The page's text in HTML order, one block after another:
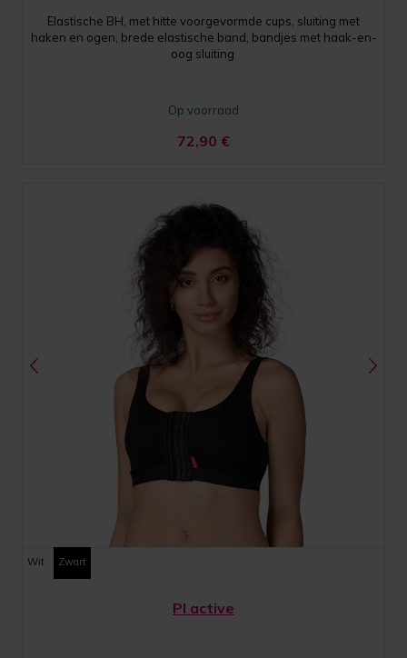
Elastische BH, met hitte voorgevormde cups, sluiting met
haken en ogen, brede elastische band, bandjes met haak-en-
oog sluiting
Op voorraad
72,90 €
Wit Zwart
PI active